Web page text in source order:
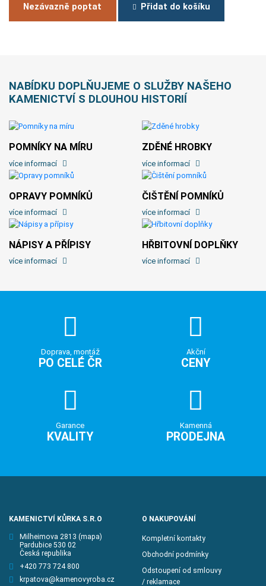
Nezávazně poptat Přidat do košíku
NABÍDKU DOPLŇUJEME O SLUŽBY NAŠEHO
KAMENICTVÍ S DLOUHOU HISTORIÍ
POMNÍKY NA MÍRU
více informací
ZDĚNÉ HROBKY
více informací
OPRAVY POMNÍKŮ
více informací
ČIŠTĚNÍ POMNÍKŮ
více informací
NÁPISY A PŘÍPISY
více informací
HŘBITOVNÍ DOPLŇKY
více informací
Doprava, montáž
PO CELÉ ČR
Akční
CENY
Garance
KVALITY
Kamenná
PRODEJNA
KAMENICTVÍ KŮRKA S.R.O
Milheimova 2813 (mapa)
Pardubice 530 02
Česká republika
+420 773 724 800
krpatova@kamenovyroba.cz
O NAKUPOVÁNÍ
Kompletní kontakty
Obchodní podmínky
Odstoupení od smlouvy
/ reklamace